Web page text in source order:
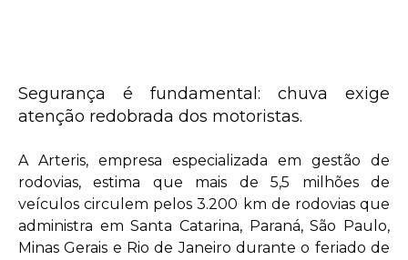
Segurança é fundamental: chuva exige
atenção redobrada dos motoristas.
A Arteris, empresa especializada em gestão de
rodovias, estima que mais de 5,5 milhões de
veículos circulem pelos 3.200 km de rodovias que
administra em Santa Catarina, Paraná, São Paulo,
Minas Gerais e Rio de Janeiro durante o feriado de